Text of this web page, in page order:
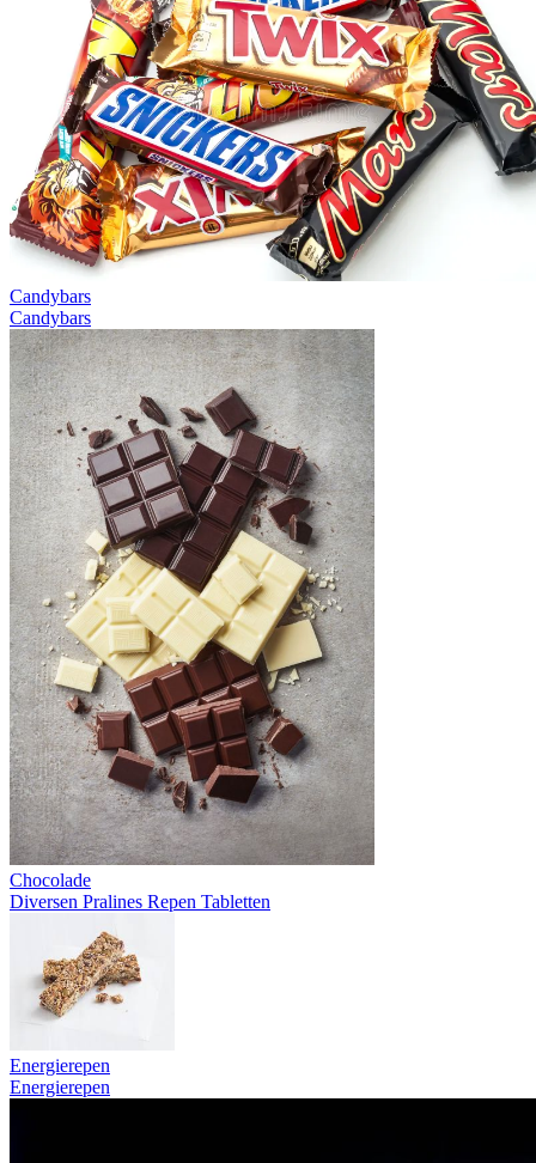
Candybars
Candybars
Chocolade
Diversen Pralines Repen Tabletten
Energierepen
Energierepen